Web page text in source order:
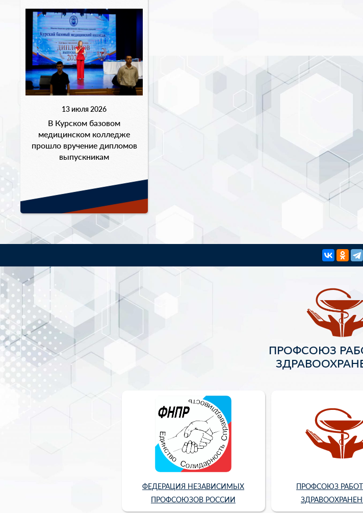
13 июля 2026
В Курском базовом
медицинском колледже
прошло вручение дипломов
выпускникам
ПРОФСОЮЗ
ФЕДЕРАЦИЯ НЕЗАВИСИМЫХ
ПРОФСОЮЗОВ РОССИИ
ПРОФСОЮЗ